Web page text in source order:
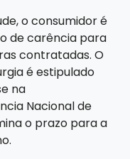
o consumidor é
de carência para
contratadas. O
é estipulado
na
Nacional de
o prazo para a